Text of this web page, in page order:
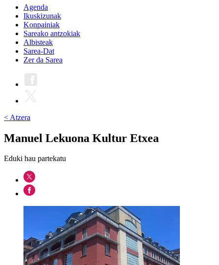
Agenda
Ikuskizunak
Konpainiak
Sareako antzokiak
Albisteak
Sarea-Dat
Zer da Sarea
< Atzera
Manuel Lekuona Kultur Etxea
Eduki hau partekatu